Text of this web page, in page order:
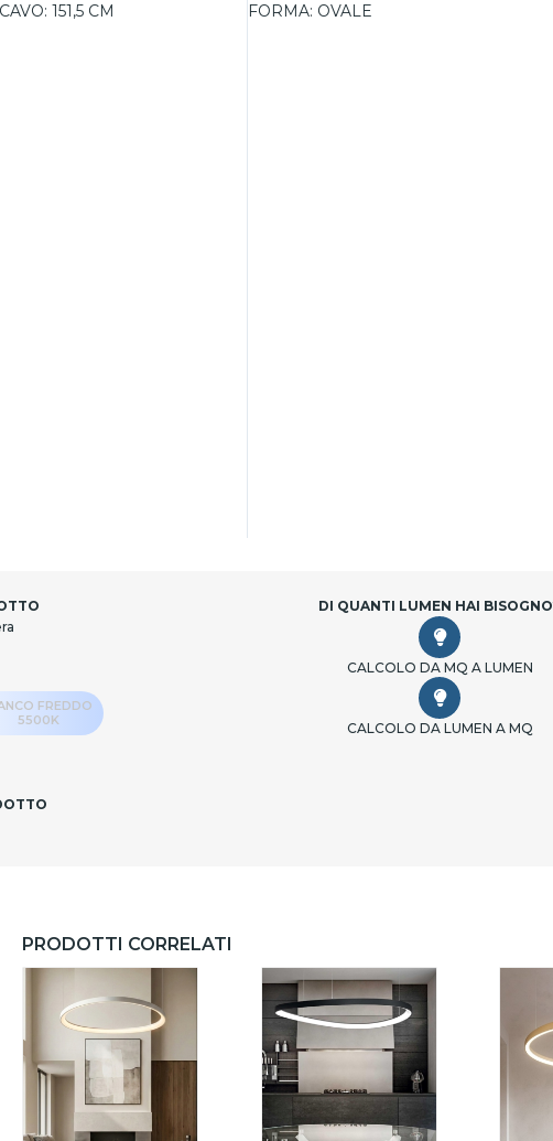
Un'illuminazione di design, perfetta per chi cerca funzionalità, stile ed
151,5 CM
FORMA: OVALE
FREDDO
5500K
DI QUANTI LUMEN HAI
CALCOLO DA MQ A LUMEN
CALCOLO DA LUMEN A MQ
- 61CM BIANCO - DALI PUSH
PRODOTTI CORRELATI